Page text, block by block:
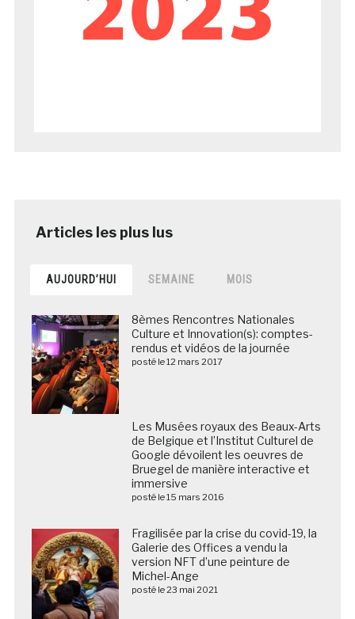
AUJOURD’HUI SEMAINE MOIS
8èmes Rencontres Nationales
Culture et Innovation(s): comptes-
rendus et vidéos de la journée
posté le 12 mars 2017
Les Musées royaux des Beaux-Arts de Belgique et
l’Institut Culturel de Google dévoilent les oeuvres de
Bruegel de manière interactive et immersive
Fragilisée par la crise du covid-19, la
Galerie des Offices a vendu la
Michel-Ange
posté le 23 mai 2021
DOSSIER / Les musées et lieux de